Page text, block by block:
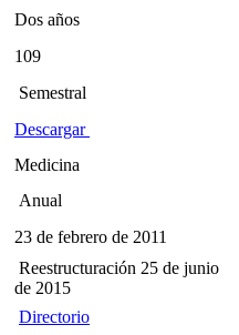
Dos años
109
Semestral
Descargar
Medicina
Anual
23 de febrero de 2011
Reestructuración 25 de junio
de 2015
Directorio